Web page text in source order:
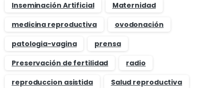
Inseminación Artificial
Maternidad
medicina reproductiva
ovodonación
patologia-vagina
prensa
Preservación de fertilidad
radio
reproduccion asistida
Salud reproductiva